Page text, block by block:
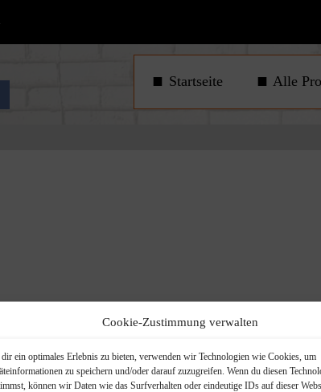
Cookie-Zustimmung verwalten
ein optimales Erlebnis zu bieten, verwenden wir Technologien wie Cookies, um
zu speichern und/oder darauf zuzugreifen. Wenn du diesen
können wir Daten wie das Surfverhalten oder eindeutige IDs auf dieser
Startseite Alle